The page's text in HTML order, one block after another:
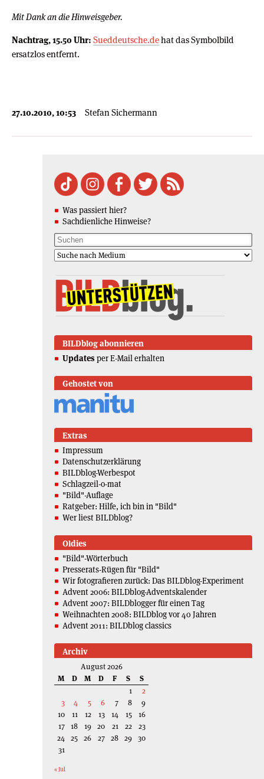
Mit Dank an die Hinweisgeber.
Nachtrag, 15.50 Uhr: Sueddeutsche.dehat das Symbolbild
ersatzlos entfernt.
27.10.2010, 10:53 Stefan Sichermann
Was passiert hier?
Sachdienliche Hinweise?
BILDblog abonnieren
Updates per E-Mail erhalten
Gehostet von
Extras
Impressum
Datenschutzerklärung
BILDblog-Werbespot
Schlagzeil-o-mat
"Bild"-Auflage
Ratgeber: Hilfe, ich bin in "Bild"
Wer liest BILDblog?
Oldies
"Bild"-Wörterbuch
Presserats-Rügen für "Bild"
Wir fotografieren zurück: Das BILDblog-Experiment
Advent 2006: BILDblog-Adventskalender
Advent 2007: BILDblogger für einen Tag
Weihnachten 2008: BILDblog vor 40 Jahren
Advent 2011: BILDblog classics
Archiv
August 2026
M
D M D F S
S
1
2
3
4 5 6 7 8
9
10
11 12 13 14 15
16
17 18 19 20 21 22
23
24 25 26 27 28 29 30
31
« Jul